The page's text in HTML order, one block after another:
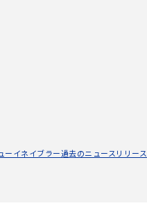
ーイネイブラー過去のニュースリリース